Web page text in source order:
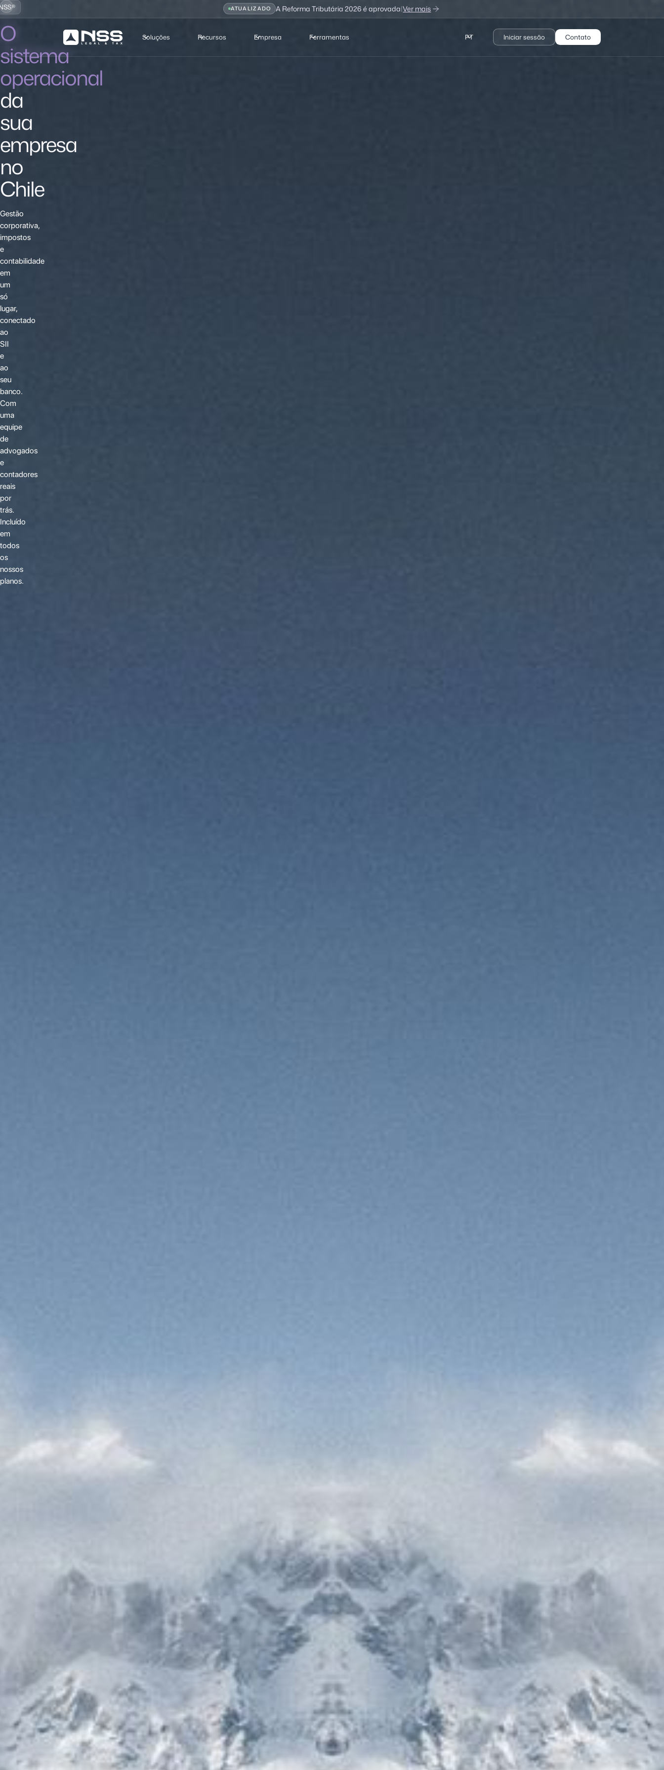
ATUALIZADO A Reforma Tributária 2026 é aprovada|Ver mais
Soluções Recursos Empresa Ferramentas PT Iniciar sessão Contato
O
sistema
operacional
da
sua
empresa
no
Chile
Gestão
corporativa,
impostos
e
contabilidade
em
um
só
lugar,
conectado
ao
SII
e
ao
seu
banco.
Com
uma
equipe
de
advogados
e
contadores
reais
por
trás.
Incluído
em
todos
os
nossos
planos.